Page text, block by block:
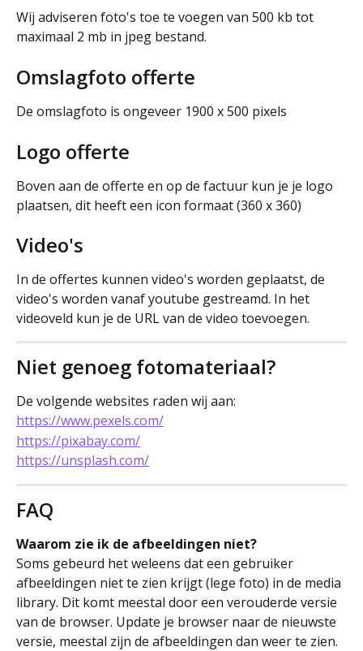
Wij adviseren foto's toe te voegen van 500 kb tot
maximaal 2 mb in jpeg bestand.
Omslagfoto offerte
De omslagfoto is ongeveer 1900 x 500 pixels
Logo offerte
Boven aan de offerte en op de factuur kun je je logo
plaatsen, dit heeft een icon formaat (360 x 360)
Video's
In de offertes kunnen video's worden geplaatst, de
video's worden vanaf youtube gestreamd. In het
videoveld kun je de URL van de video toevoegen.
Niet genoeg fotomateriaal?
De volgende websites raden wij aan:
https://www.pexels.com/
https://pixabay.com/
https://unsplash.com/
FAQ
Waarom zie ik de afbeeldingen niet?
Soms gebeurd het weleens dat een gebruiker
afbeeldingen niet te zien krijgt (lege foto) in de media
library. Dit komt meestal door een verouderde versie
van de browser. Update je browser naar de nieuwste
versie, meestal zijn de afbeeldingen dan weer te zien.